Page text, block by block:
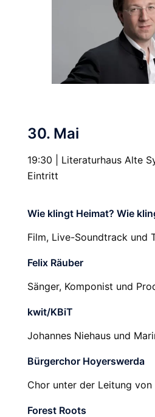
30. Mai
19:30 | Literaturhaus Alte
Eintritt
Wie klingt Heimat? Wie
Film, Live-Soundtrack und
Felix Räuber
Sänger, Komponist und
kwit/KBiT
Johannes Niehaus und
Bürgerchor Hoyerswerda
Chor unter der Leitung
Forest Roots